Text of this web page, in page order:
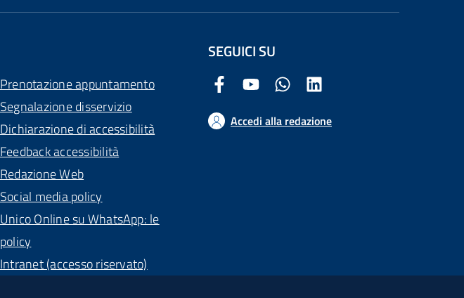
Prenotazione appuntamento
Segnalazione disservizio
Dichiarazione di accessibilità
Feedback accessibilità
Redazione Web
Social media policy
Unico Online su WhatsApp: le
policy
Intranet (accesso riservato)
SEGUICI SU
Facebook Comune di Arezzo
Youtube Comune di Arezzo
Twitter Comune di Arezzo
Accedi alla redazione